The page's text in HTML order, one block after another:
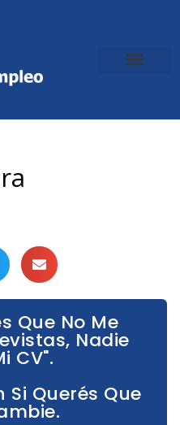
Que No Me
Nadie
CV".
Si Querés Que